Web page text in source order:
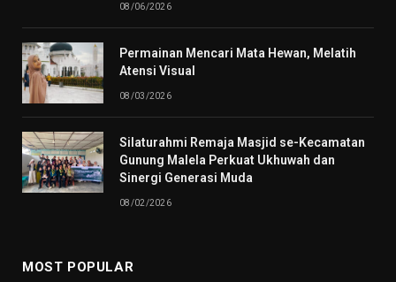
08/06/2026
Permainan Mencari Mata Hewan, Melatih
Atensi Visual
08/03/2026
Silaturahmi Remaja Masjid se-Kecamatan
Gunung Malela Perkuat Ukhuwah dan
Sinergi Generasi Muda
08/02/2026
MOST POPULAR